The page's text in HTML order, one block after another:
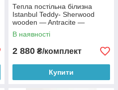
Тепла постільна білизна
Istanbul Teddy- Sherwood
wooden — Antracite —
полуторний
В наявності
2 880 ₴/комплект
Купити